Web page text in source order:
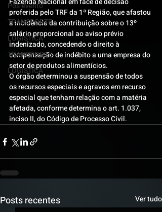
Pós-evento
TRANSPORTE
LOGISTICA
TRANSPORTE
LOGISTICA
proferida pelo TRF da 1ª Região, que afastou
a incidência da contribuição sobre o 13º
salário proporcional ao aviso prévio
indenizado, concedendo o direito à
compensação de indébito a uma empresa do
setor de produtos alimentícios.
O órgão determinou a suspensão de todos
os recursos especiais e agravos em recurso
especial que tenham relação com a matéria
afetada, conforme determina o art. 1.037,
inciso II, do Código de Processo Civil.
Posts recentes Ver tudo